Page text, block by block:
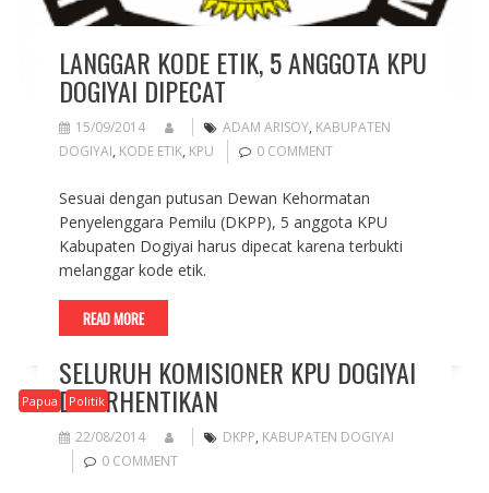
LANGGAR KODE ETIK, 5 ANGGOTA KPU
DOGIYAI DIPECAT
15/09/2014 ADAM ARISOY, KABUPATEN
DOGIYAI, KODE ETIK, KPU 0 COMMENT
Sesuai dengan putusan Dewan Kehormatan
Penyelenggara Pemilu (DKPP), 5 anggota KPU
Kabupaten Dogiyai harus dipecat karena terbukti
melanggar kode etik.
READ MORE
Papua Politik
SELURUH KOMISIONER KPU DOGIYAI
DIBERHENTIKAN
22/08/2014 DKPP, KABUPATEN DOGIYAI
0 COMMENT